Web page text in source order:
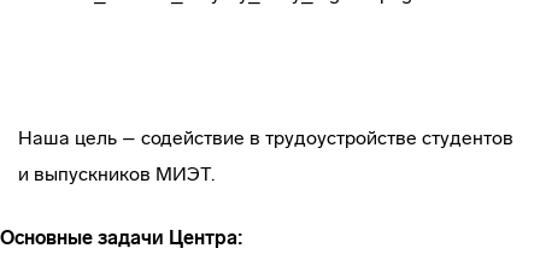
Наша цель – содействие в трудоустройстве студентов
и выпускников МИЭТ.
Основные задачи Центра: